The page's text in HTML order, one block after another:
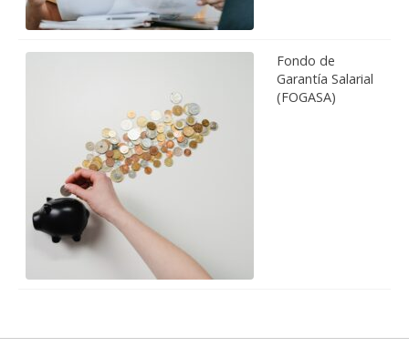
Fondo de
Garantía Salarial
(FOGASA)